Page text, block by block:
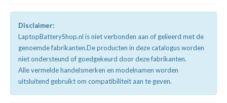
Disclaimer:
LaptopBatteryShop.nl is niet verbonden aan of gelieerd met de
genoemde fabrikanten.De producten in deze catalogus worden
niet ondersteund of goedgekeurd door deze fabrikanten.
Alle vermelde handelsmerken en modelnamen worden
uitsluitend gebruikt om compatibiliteit aan te geven.